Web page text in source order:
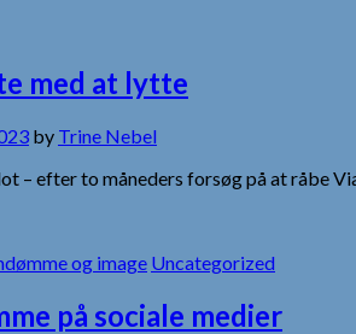
med at lytte
by Trine Nebel
– efter to måneders forsøg på at råbe
og image Uncategorized
på sociale medier